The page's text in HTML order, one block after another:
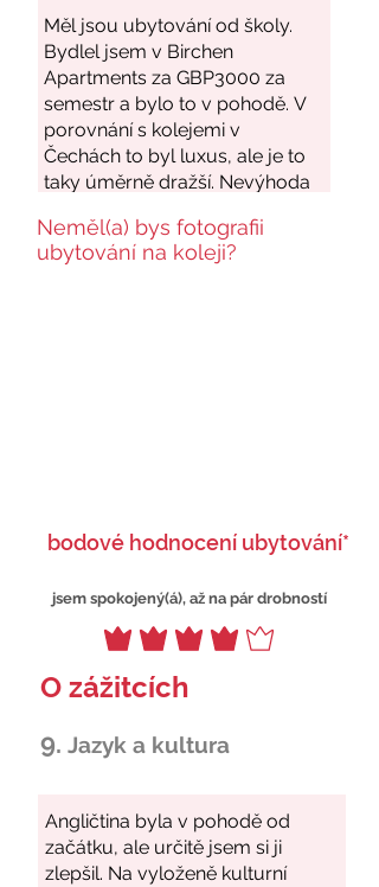
Neměl(a) bys fotografii
ubytování na koleji?
bodové hodnocení ubytování*
jsem spokojený(á), až na pár drobností
O zážitcích
9. Jazyk a kultura